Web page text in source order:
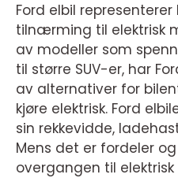
Ford elbil
tilnærming til elektrisk
av modeller som
til større SUV-er, har
av alternativer for
kjøre elektrisk. Ford
sin rekkevidde,
Mens det er fordeler
overgangen til elektrisk